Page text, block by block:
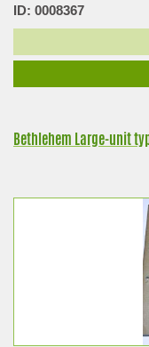
ID: 0008367
Bethlehem Large-unit